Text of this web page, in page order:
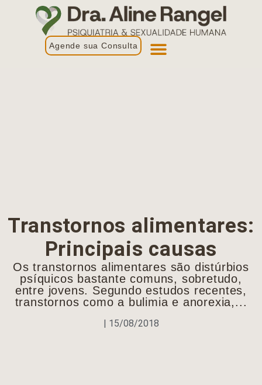
Agende sua Consulta
Transtornos alimentares:
Principais causas
Os transtornos alimentares são distúrbios
psíquicos bastante comuns, sobretudo,
entre jovens. Segundo estudos recentes,
transtornos como a bulimia e anorexia,...
| 15/08/2018